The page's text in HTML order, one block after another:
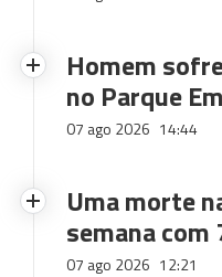
Homem
no Parque
07 ago 2026 14:44
Uma morte
semana com
07 ago 2026 12:21